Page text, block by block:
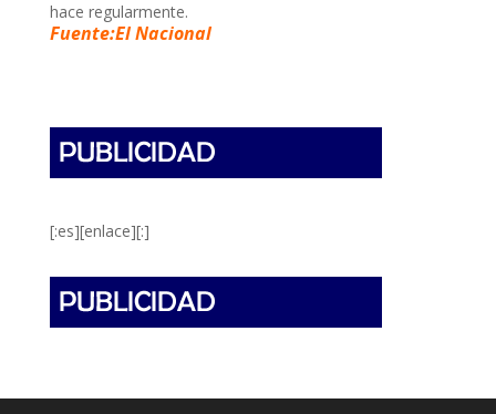
hace regularmente.
Fuente:El Nacional
[:es][enlace][:]